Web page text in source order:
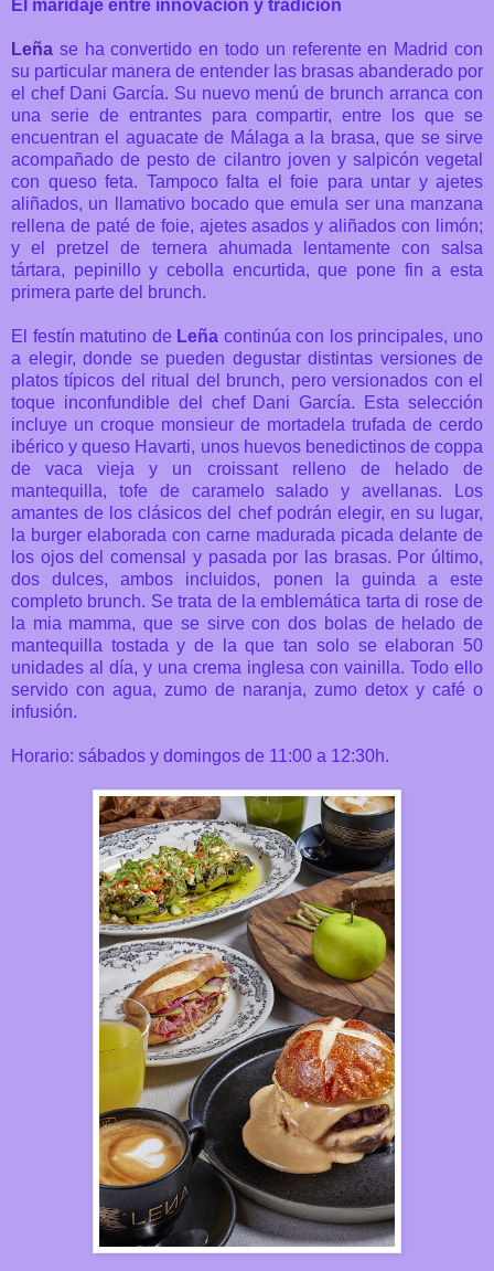
El maridaje entre innovación y tradición
Leña se ha convertido en todo un referente en Madrid con
su particular manera de entender las brasas abanderado por
el chef Dani García. Su nuevo menú de bruncharranca con
una serie de entrantes para compartir, entre los que se
encuentran el aguacate de Málaga a la brasa, que se sirve
acompañado de pesto de cilantro joven y salpicón vegetal
con queso feta. Tampoco falta el foie para untar y ajetes
aliñados, un llamativo bocado que emula ser una manzana
rellena de paté de foie, ajetes asados y aliñados con limón;
y el pretzel de ternera ahumada lentamente con salsa
tártara, pepinillo y cebolla encurtida, que pone fin a esta
primera parte del brunch.
El festín matutino de Leña continúa con los principales, uno
a elegir, donde se pueden degustar distintas versiones de
platos típicos del ritual del brunch, pero versionados con el
toque inconfundible del chef Dani García. Esta selección
incluye un croque monsieur de mortadela trufada de cerdo
ibérico y queso Havarti, unos huevos benedictinos de coppa
de vaca vieja y un croissant relleno de helado de
mantequilla, tofe de caramelo salado y avellanas. Los
amantes de los clásicos del chef podrán elegir, en su lugar,
la burger elaborada con carne madurada picada delante de
los ojos del comensal y pasada por las brasas. Por último,
dos dulces, ambos incluidos, ponen la guinda a este
completo brunch. Se trata de la emblemática tarta di rose de
la mia mamma, que se sirve con dos bolas de helado de
mantequilla tostada y de la que tan solo se elaboran 50
unidades al día, y una crema inglesa con vainilla. Todo ello
servido con agua, zumo de naranja, zumo detox y café o
infusión.
Horario: sábados y domingos de 11:00 a 12:30h.